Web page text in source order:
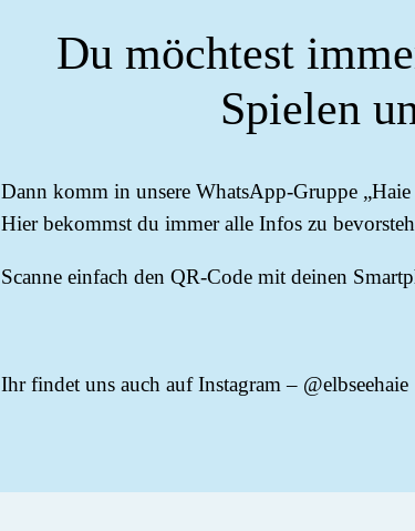
Du möchtest
Spielen
Dann komm in unsere WhatsApp-Gruppe „Haie
Hier bekommst du immer alle Infos zu
Scanne einfach den QR-Code mit deinen
Ihr findet uns auch auf Instagram – @elbseehaie